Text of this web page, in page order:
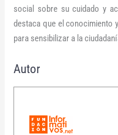
social sobre su cuidado y
destaca que el conocimiento
para sensibilizar a la
Autor